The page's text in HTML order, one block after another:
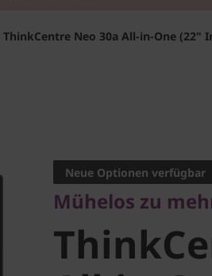
ThinkCentre Neo 30a All-in-One (22"
30a All-
Neue Optionen verfügbar
Mühelos zu